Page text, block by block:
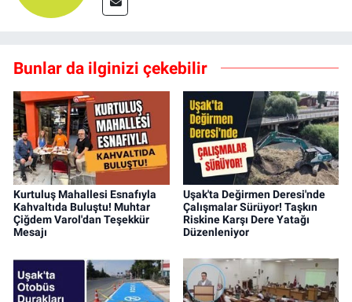
Bunlar da ilginizi çekebilir
Kurtuluş Mahallesi Esnafıyla
Kahvaltıda Buluştu! Muhtar
Çiğdem Varol'dan Teşekkür
Mesajı
Uşak'ta Değirmen Deresi'nde
Çalışmalar Sürüyor! Taşkın
Riskine Karşı Dere Yatağı
Düzenleniyor